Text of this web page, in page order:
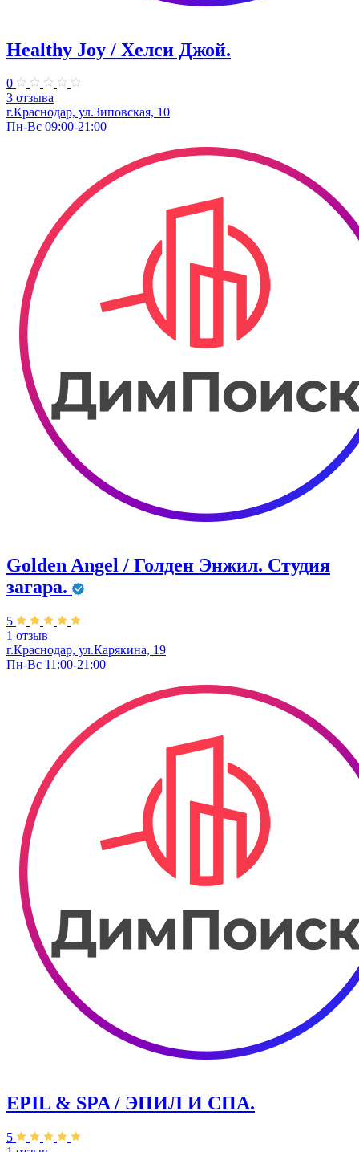
Healthy Joy / Хелси Джой.
0
3 отзыва
г.Краснодар, ул.Зиповская, 10
Пн-Вс 09:00-21:00
Golden Angel / Голден Энжил. Студия
загара.
5
1 отзыв
г.Краснодар, ул.Карякина, 19
Пн-Вс 11:00-21:00
EPIL & SPA / ЭПИЛ И СПА.
5